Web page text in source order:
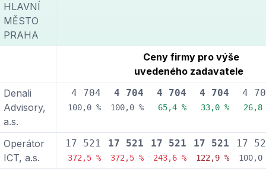
HLAVNÍ
MĚSTO
PRAHA
Ceny firmy pro výše
uvedeného zadavatele
Denali
Advisory,
a.s.
4 704
100,0 %
4 704
100,0 %
4 704
65,4 %
4 704
33,0 %
4
26,8
Operátor
ICT, a.s.
17 521
372,5 %
17 521
372,5 %
17 521
243,6 %
17 521
122,9 %
17
100,0